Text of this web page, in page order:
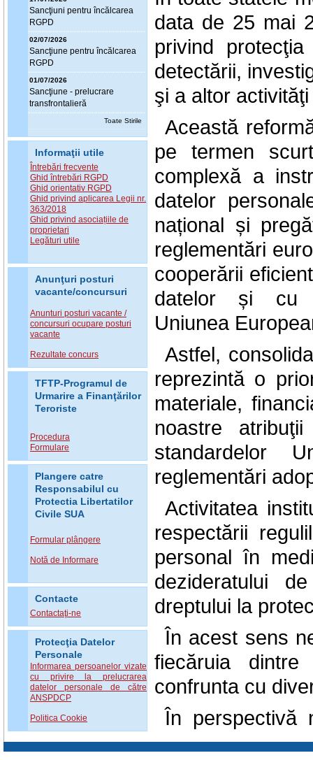
Sancţiuni pentru încălcarea
RGPD
02/07/2026
Sancţiune pentru încălcarea
RGPD
01/07/2026
Sancţiune - prelucrare
transfrontalieră
Toate Stirile
Informaţii utile
Întrebări frecvente
Ghid întrebări RGPD
Ghid orientativ RGPD
Ghid privind aplicarea Legii nr.
363/2018
Ghid privind asociațiile de
proprietari
Legături utile
Anunţuri posturi
vacante/concursuri
Anunturi posturi vacante /
concursuri ocupare posturi
vacante
Rezultate concurs
TFTP-Programul de
Urmarire a Finanţărilor
Teroriste
Procedura
Formulare
Plangere catre
Responsabilul cu
Protectia Libertatilor
Civile SUA
Formular plângere
Notă de Informare
Contacte
Contactaţi-ne
Protecţia Datelor
Personale
Informarea persoanelor vizate
cu privire la prelucrarea
datelor personale de către
ANSPDCP
Politica Cookie
data de 25 mai
privind
detectării,
şi a altor
Această
pe termen
complexă a
datelor
național și
reglementări
cooperării
datelor și cu
Uniunea.
Astfel,
reprezintă o
materiale,
noastre
standardelor
reglementări
Activitatea
respectării
personal în
dezideratului
dreptului la
În acest sens
fiecăruia
confrunta cu
În perspectivă
culturi a